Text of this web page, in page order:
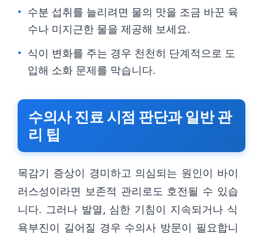
수분 섭취를 늘리려면 물의 맛을 조금 바꾼 육
수나 미지근한 물을 제공해 보세요.
식이 변화를 주는 경우 천천히 단계적으로 도
입해 소화 문제를 막습니다.
수의사 진료 시점 판단과 일반 관
리 팁
목감기 증상이 경미하고 의심되는 원인이 바이
러스성이라면 보존적 관리로도 호전될 수 있습
니다. 그러나 발열, 심한 기침이 지속되거나 식
욕부진이 길어질 경우 수의사 방문이 필요합니